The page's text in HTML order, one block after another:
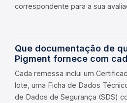
correspondente para a sua
Que documentação de
Pigment fornece com
Cada remessa inclui um
lote, uma Ficha de Dados
de Dados de Segurança (SDS)